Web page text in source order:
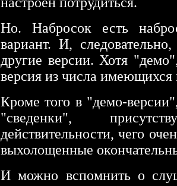
Но. Набросок есть
вариант. И,
другие версии. Хотя
версия из числа
Кроме того в "демо-
"сведенки",
действительности, чего
выхолощенные
И можно вспомнить о